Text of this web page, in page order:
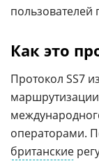
пользователей
Как это
Протокол SS7
операторами.
британские